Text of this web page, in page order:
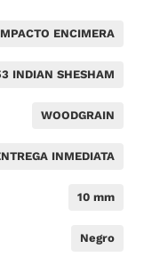
ENCIMERA
INDIAN SHESHAM
WOODGRAIN
INMEDIATA
10 mm
Negro